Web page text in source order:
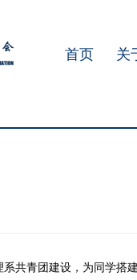
首页 关
系共青团建设，为同学搭